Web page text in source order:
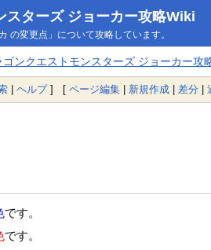
スターズ ジョーカー攻略Wiki
の変更点」について攻略しています。
ゴンクエストモンスターズ ジョーカー攻
| ヘルプ] [ ページ編集 | 新規作成 | 差分 |
です。
です。